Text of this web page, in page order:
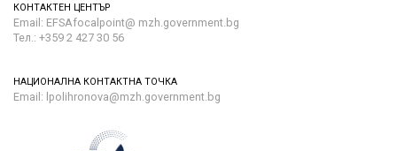
КОНТАКТЕН ЦЕНТЪР
Email: EFSAfocalpoint@ mzh.government.bg
Тел.: +359 2 427 30 56
НАЦИОНАЛНА КОНТАКТНА ТОЧКА
Email: lpolihronova@mzh.government.bg